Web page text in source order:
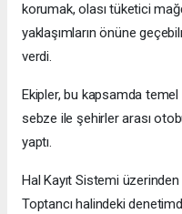
korumak, olası tüketici
yaklaşımların önüne
verdi.
Ekipler, bu kapsamda
sebze ile şehirler arası
yaptı.
Hal Kayıt Sistemi
Toptancı halindeki